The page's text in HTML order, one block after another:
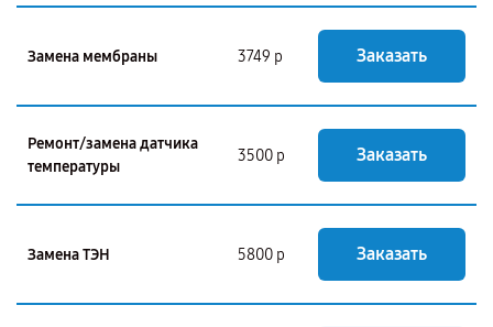
Замена мембраны 3749 р Заказать
Ремонт/замена датчика
температуры
3500 р Заказать
Замена ТЭН 5800 р Заказать